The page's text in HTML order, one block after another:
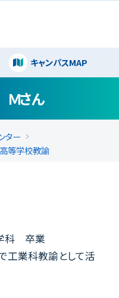
キャンパスMAP閉じる
さん
ター
高等学校教諭
科 卒業
工業科教諭として活